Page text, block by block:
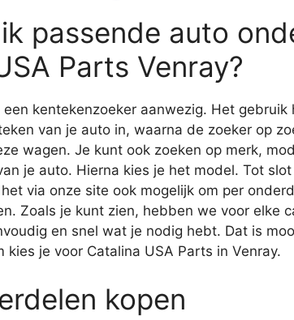
passende auto
Parts Venray?
kentekenzoeker aanwezig. Het gebruik
van je auto in, waarna de zoeker op
wagen. Je kunt ook zoeken op merk,
je auto. Hierna kies je het model. Tot
via onze site ook mogelijk om per
Zoals je kunt zien, hebben we voor elke
en snel wat je nodig hebt. Dat is
kies je voor Catalina USA Parts in Venray.
kopen